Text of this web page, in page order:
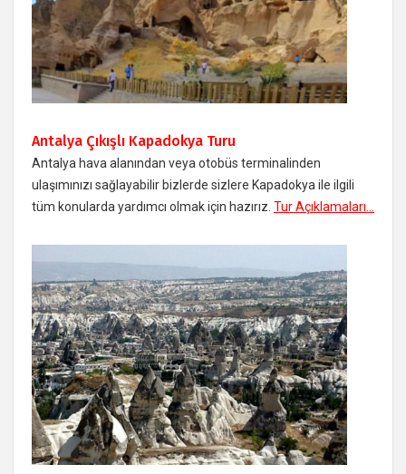
Antalya Çıkışlı Kapadokya Turu
Antalya hava alanından veya otobüs terminalinden
ulaşımınızı sağlayabilir bizlerde sizlere Kapadokya ile ilgili
tüm konularda yardımcı olmak için hazırız. Tur Açıklamaları...